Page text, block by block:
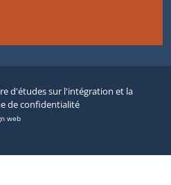
d'études sur l'intégration et la
de confidentialité
web